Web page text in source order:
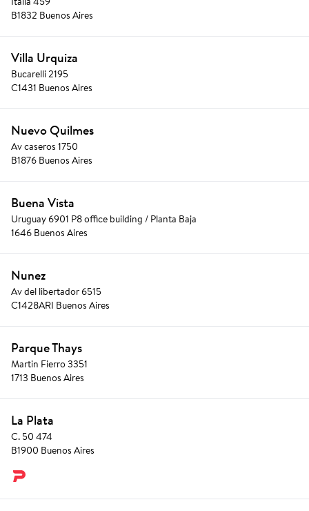
B1832 Buenos Aires
Villa Urquiza
Bucarelli 2195
C1431 Buenos Aires
Nuevo Quilmes
Av caseros 1750
B1876 Buenos Aires
Buena Vista
Uruguay 6901 P8 office building / Planta Baja
1646 Buenos Aires
Nunez
Av del libertador 6515
C1428ARI Buenos Aires
Parque Thays
Martin Fierro 3351
1713 Buenos Aires
La Plata
C. 50 474
B1900 Buenos Aires